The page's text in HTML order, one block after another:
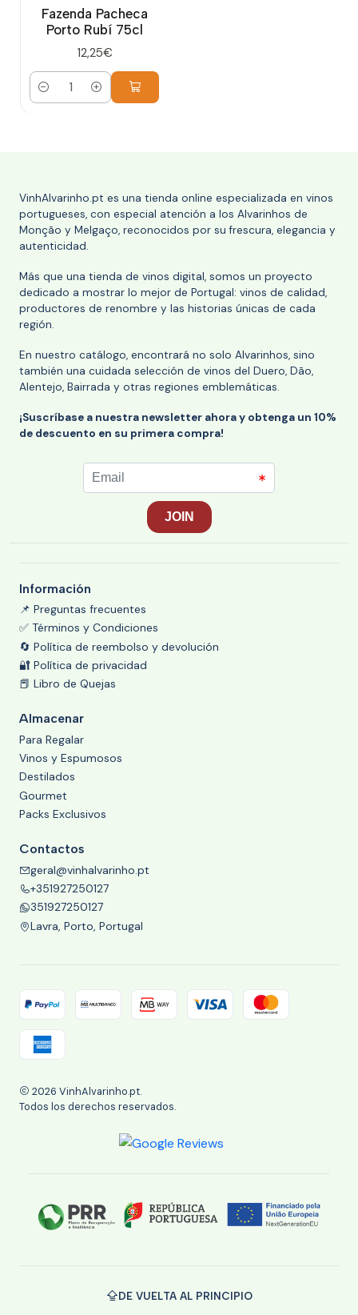
Fazenda Pacheca
Porto Rubí 75cl
12,25€
Cantidad
VinhAlvarinho.pt es una tienda online especializada en vinos
portugueses, con especial atención a los Alvarinhos de
Monção y Melgaço, reconocidos por su frescura, elegancia y
autenticidad.
Más que una tienda de vinos digital, somos un proyecto
dedicado a mostrar lo mejor de Portugal: vinos de calidad,
productores de renombre y las historias únicas de cada
región.
En nuestro catálogo, encontrará no solo Alvarinhos, sino
también una cuidada selección de vinos del Duero, Dão,
Alentejo, Bairrada y otras regiones emblemáticas.
¡Suscríbase a nuestra newsletter ahora y obtenga un 10%
de descuento en su primera compra!
Información
📌 Preguntas frecuentes
✅ Términos y Condiciones
🔄 Política de reembolso y devolución
🔐 Política de privacidad
📕 Libro de Quejas
Almacenar
Para Regalar
Vinos y Espumosos
Destilados
Gourmet
Packs Exclusivos
Contactos
geral@vinhalvarinho.pt
+351927250127
351927250127
Lavra, Porto, Portugal
2026 VinhAlvarinho.pt.
Todos los derechos reservados.
DE VUELTA AL PRINCIPIO